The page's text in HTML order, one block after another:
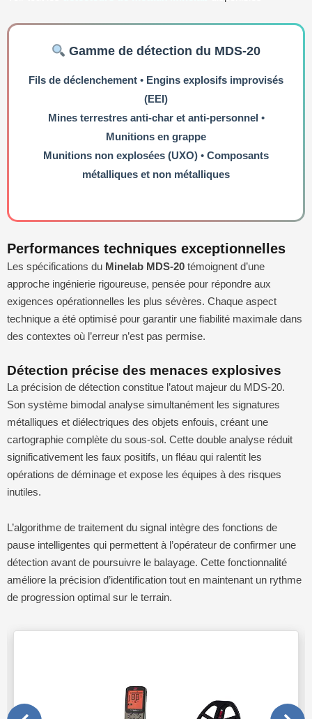
Gamme de détection du MDS-20
Fils de déclenchement • Engins explosifs improvisés
(EEI)
Mines terrestres anti-char et anti-personnel •
Munitions en grappe
Munitions non explosées (UXO) • Composants
métalliques et non métalliques
Performances techniques exceptionnelles
Les spécifications du Minelab MDS-20 témoignent d’une
approche ingénierie rigoureuse, pensée pour répondre aux
exigences opérationnelles les plus sévères. Chaque aspect
technique a été optimisé pour garantir une fiabilité maximale dans
des contextes où l’erreur n’est pas permise.
Détection précise des menaces explosives
La précision de détection constitue l’atout majeur du MDS-20.
Son système bimodal analyse simultanément les signatures
métalliques et diélectriques des objets enfouis, créant une
cartographie complète du sous-sol. Cette double analyse réduit
significativement les faux positifs, un fléau qui ralentit les
opérations de déminage et expose les équipes à des risques
inutiles.
L’algorithme de traitement du signal intègre des fonctions de
pause intelligentes qui permettent à l’opérateur de confirmer une
détection avant de poursuivre le balayage. Cette fonctionnalité
améliore la précision d’identification tout en maintenant un rythme
de progression optimal sur le terrain.